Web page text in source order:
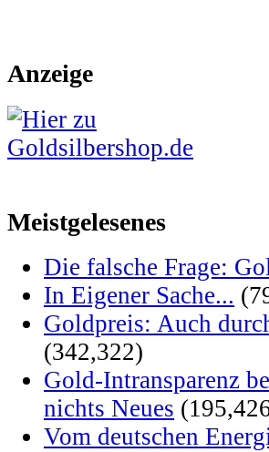
Anzeige
Meistgelesenes
Die falsche Frage:
In Eigener Sache...
Goldpreis: Auch
(342,322)
Gold-Intransparenz
nichts Neues
Vom deutschen